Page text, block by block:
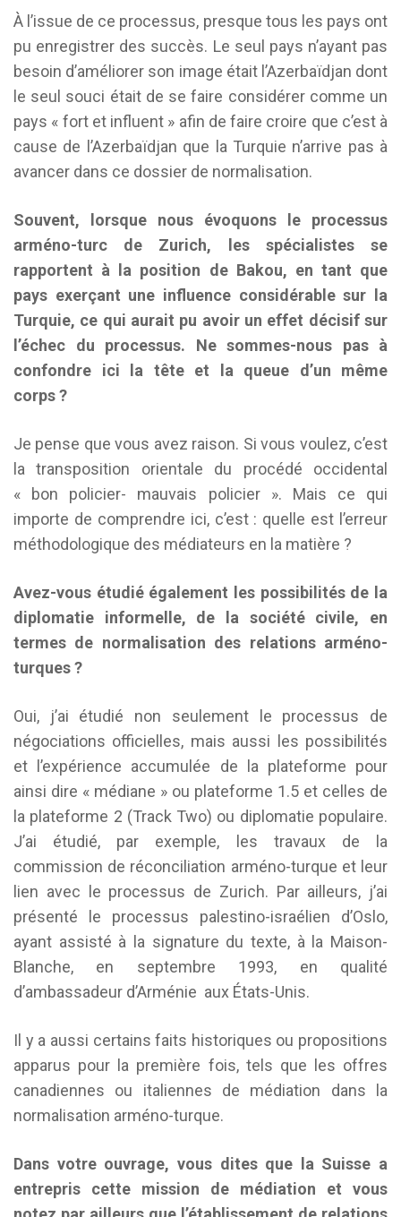
À l’issue de ce processus, presque tous les pays ont
pu enregistrer des succès. Le seul pays n’ayant pas
besoin d’améliorer son image était l’Azerbaïdjan dont
le seul souci était de se faire considérer comme un
pays « fort et influent » afin de faire croire que c’est à
cause de l’Azerbaïdjan que la Turquie n’arrive pas à
avancer dans ce dossier de normalisation.
Souvent, lorsque nous évoquons le processus
arméno-turc de Zurich, les spécialistes se
rapportent à la position de Bakou, en tant que
pays exerçant une influence considérable sur la
Turquie, ce qui aurait pu avoir un effet décisif sur
l’échec du processus. Ne sommes-nous pas à
confondre ici la tête et la queue d’un même
corps ?
Je pense que vous avez raison. Si vous voulez, c’est
la transposition orientale du procédé occidental
« bon policier- mauvais policier ». Mais ce qui
importe de comprendre ici, c’est : quelle est l’erreur
méthodologique des médiateurs en la matière ?
Avez-vous étudié également
les possibilités de la
diplomatie informelle, de la société civile, en
termes de normalisation des relations arméno-
turques ?
Oui, j’ai étudié non seulement le processus de
négociations officielles, mais aussi les possibilités
et l’expérience accumulée de la plateforme pour
ainsi dire « médiane » ou plateforme 1.5 et celles de
la plateforme 2 (Track Two) ou diplomatie populaire.
J’ai étudié, par exemple, les travaux de la
commission de réconciliation arméno-turque et leur
lien avec le processus de Zurich. Par ailleurs, j’ai
présenté le processus palestino-israélien d’Oslo,
ayant assisté à la signature du texte, à la Maison-
Blanche, en septembre 1993, en qualité
d’ambassadeur d’Arménie aux États-Unis.
Il y a aussi certains faits historiques ou propositions
apparus pour la première fois, tels que les offres
canadiennes ou italiennes de médiation dans la
normalisation arméno-turque.
Dans votre ouvrage, vous dites que la Suisse a
entrepris cette mission de médiation et vous